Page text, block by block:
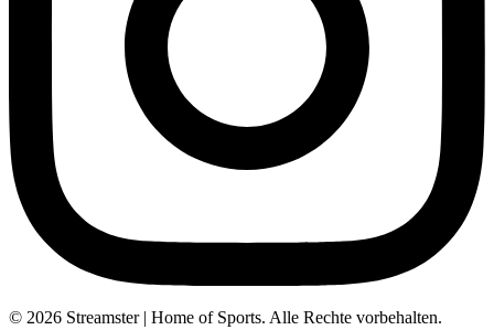
© 2026 Streamster | Home of Sports. Alle Rechte vorbehalten.